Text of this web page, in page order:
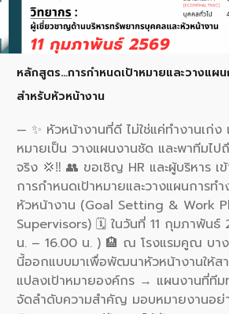
หลักสูตร…การกำหนดเป้าหมายและวางแผน
สำหรับหัวหน้างาน
— ✨ หัวหน้างานที่ดี ไม่ใช่แค่ทำงานเก่ง
หมายเป็น วางแผนงานชัด และพาทีมไ
จริง 💢‼️ 👥 ขอเชิญ HR และผู้บริหาร เ
การกำหนดเป้าหมายและวางแผนการทำ
หัวหน้างาน (Goal Setting & Work
Supervisors) 🗓️ ในวันที่ 11 กุมภาพันธ์
น. – 16.00 น. ) 🏨 ณ โรงแรมคูณ บา
นี้ออกแบบมาเพื่อพัฒนาหัวหน้างานให้ส
แปลงเป้าหมายองค์กร → แผนงานที่ทีม
จัดลำดับความสำคัญ มอบหมายงานอย่